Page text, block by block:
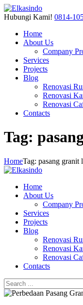
Hubungi Kami! 0814-
Home
About Us
Company
Services
Projects
Blog
Renovasi
Renovasi
Renovasi
Contacts
Tag:
HomeTag: pasang granit
Home
About Us
Company
Services
Projects
Blog
Renovasi
Renovasi
Renovasi
Contacts